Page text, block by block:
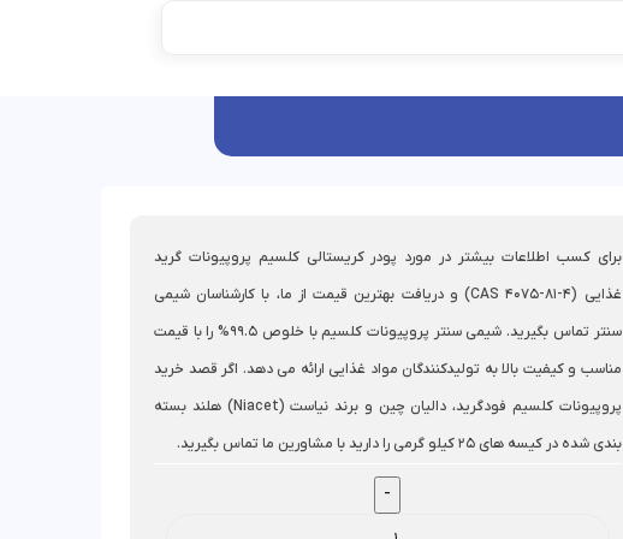
برای کسب اطلاعات بیشتر در مورد پودر کریستالی کلسیم پروپیونات گرید
غذایی (CAS 4075-81-4) و دریافت بهترین قیمت از ما، با کارشناسان شیمی
سنتر تماس بگیرید. شیمی سنتر پروپیونات کلسیم با خلوص 99.5% را با قیمت
مناسب و کیفیت بالا به تولیدکنندگان مواد غذایی ارائه می دهد. اگر قصد خرید
پروپیونات کلسیم فودگرید، دالیان چین و برند نیاست (Niacet) هلند بسته
بندی شده در کیسه های 25 کیلو گرمی را دارید با مشاورین ما تماس بگیرید.